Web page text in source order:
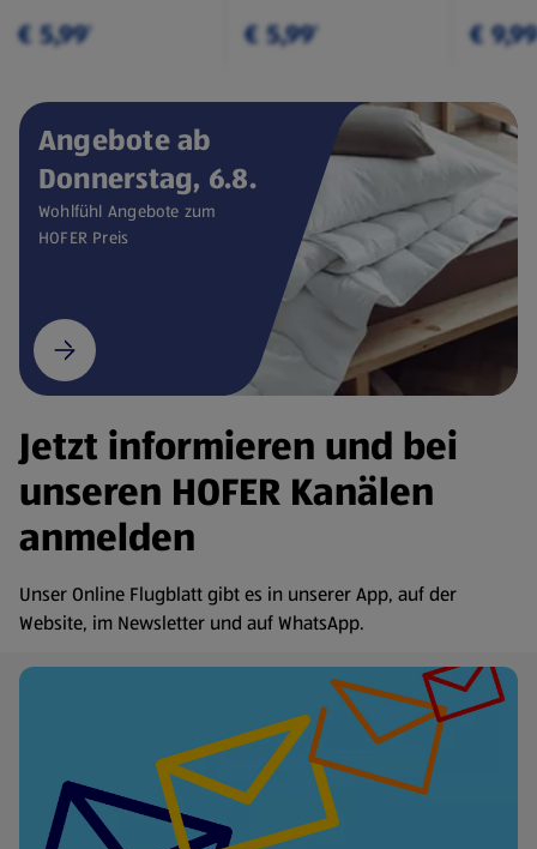
€ 5,99¹ € 5,99¹ €
Angebote ab
Donnerstag, 6.8.
Wohlfühl Angebote zum
HOFER Preis
Jetzt informieren und bei
unseren HOFER Kanälen
anmelden
Unser Online Flugblatt gibt es in unserer App, auf der
Website, im Newsletter und auf WhatsApp.